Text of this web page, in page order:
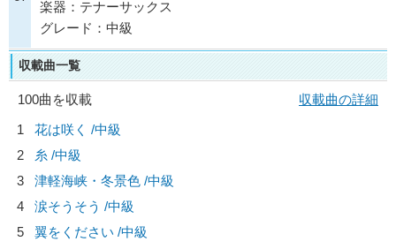
楽器：テナーサックス
グレード：中級
収載曲一覧
100曲を収載
収載曲の詳細
1
花は咲く /中級
2
糸 /中級
3
津軽海峡・冬景色 /中級
4
涙そうそう /中級
5
翼をください /中級